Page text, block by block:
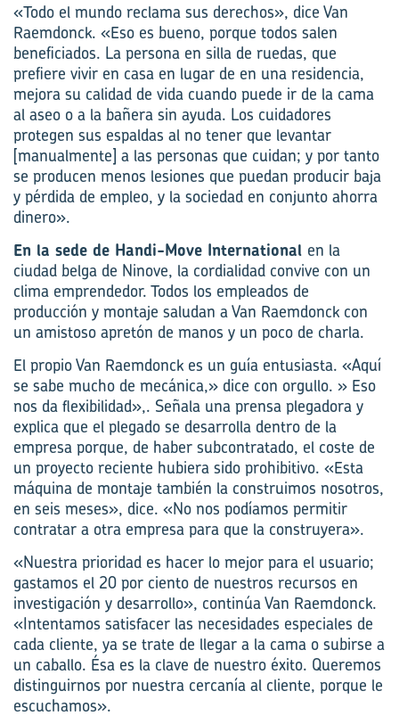
«Todo el mundo reclama sus derechos», dice Van
Raemdonck. «Eso es bueno, porque todos salen
beneficiados. La persona en silla de ruedas, que
prefiere vivir en casa en lugar de en una residencia,
mejora su calidad de vida cuando puede ir de la cama
al aseo o a la bañera sin ayuda. Los cuidadores
protegen sus espaldas al no tener que levantar
[manualmente] a las personas que cuidan; y por tanto
se producen menos lesiones que puedan producir baja
y pérdida de empleo, y la sociedad en conjunto ahorra
dinero».
En la sede de Handi-Move International en la
ciudad belga de Ninove, la cordialidad convive con un
clima emprendedor. Todos los empleados de
producción y montaje saludan a Van Raemdonck con
un amistoso apretón de manos y un poco de charla.
El propio Van Raemdonck es un guía entusiasta. «Aquí
se sabe mucho de mecánica,» dice con orgullo. » Eso
nos da flexibilidad»,. Señala una prensa plegadora y
explica que el plegado se desarrolla dentro de la
empresa porque, de haber subcontratado, el coste de
un proyecto reciente hubiera sido prohibitivo. «Esta
máquina de montaje también la construimos nosotros,
en seis meses», dice. «No nos podíamos permitir
contratar a otra empresa para que la construyera».
«Nuestra prioridad es hacer lo mejor para el usuario;
gastamos el 20 por ciento de nuestros recursos en
investigación y desarrollo», continúa Van Raemdonck.
«Intentamos satisfacer las necesidades especiales de
cada cliente, ya se trate de llegar a la cama o subirse a
un caballo. Ésa es la clave de nuestro éxito. Queremos
distinguirnos por nuestra cercanía al cliente, porque le
escuchamos».